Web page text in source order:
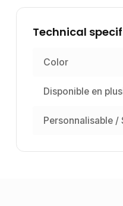
Technical
Color
Disponible en
Personnalisable /